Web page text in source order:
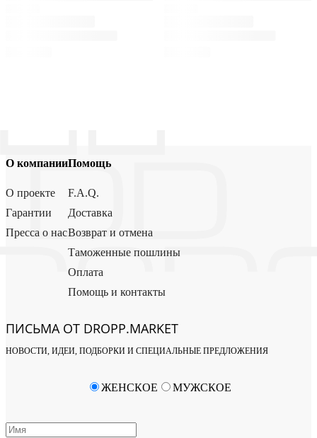
О компании
О проекте
Гарантии
Пресса о нас
Помощь
F.A.Q.
Доставка
Возврат и отмена
Таможенные пошлины
Оплата
Помощь и контакты
ПИСЬМА ОТ DROPP.MARKET
НОВОСТИ, ИДЕИ, ПОДБОРКИ И СПЕЦИАЛЬНЫЕ ПРЕДЛОЖЕНИЯ
ЖЕНСКОЕ МУЖСКОЕ